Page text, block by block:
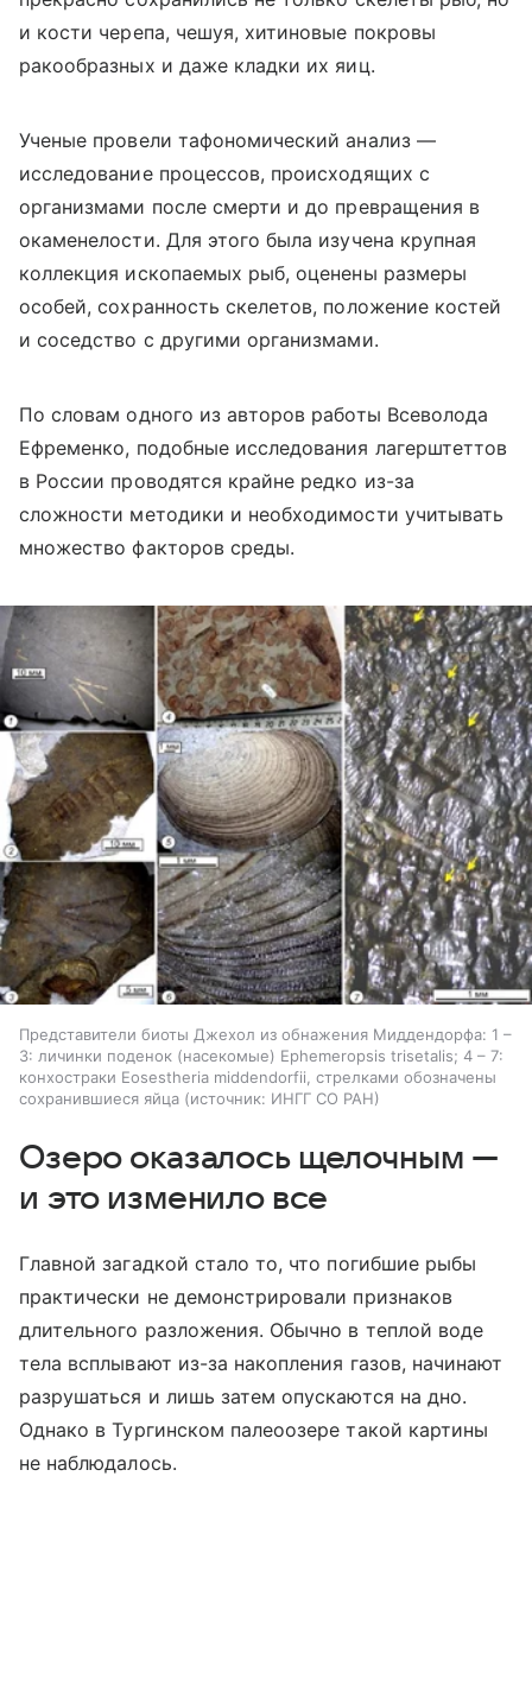
и кости черепа, чешуя, хитиновые покровы
ракообразных и даже кладки их яиц.
Ученые провели тафономический анализ —
исследование процессов, происходящих с
организмами после смерти и до превращения в
окаменелости. Для этого была изучена крупная
коллекция ископаемых рыб, оценены размеры
особей, сохранность скелетов, положение костей
и соседство с другими организмами.
По словам одного из авторов работы Всеволода
Ефременко, подобные исследования лагерштеттов
в России проводятся крайне редко из-за
сложности методики и необходимости учитывать
множество факторов среды.
Представители биоты Джехол из обнажения Миддендорфа: 1 –
3: личинки поденок (насекомые) Ephemeropsis trisetalis; 4 – 7:
конхостраки Eosestheria middendorfii, стрелками обозначены
сохранившиеся яйца
источник: ИНГГ СО РАН
Озеро оказалось щелочным —
и это изменило все
Главной загадкой стало то, что погибшие рыбы
практически не демонстрировали признаков
длительного разложения. Обычно в теплой воде
тела всплывают из-за накопления газов, начинают
разрушаться и лишь затем опускаются на дно.
Однако в Тургинском палеоозере такой картины
не наблюдалось.